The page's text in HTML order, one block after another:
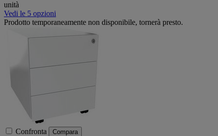
unità
Vedi le 5 opzioni
Prodotto temporaneamente non disponibile, tornerà presto.
Confronta Compara